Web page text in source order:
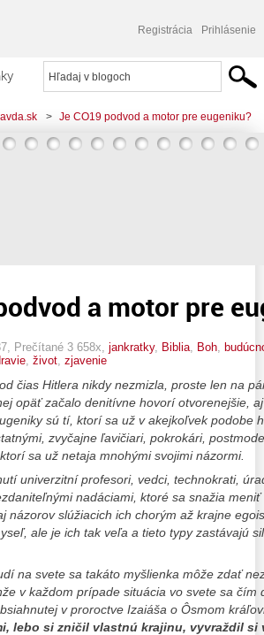
Registrácia Prihlásenie
> Je CO19 podvod a motor pre eugeniku?
a motor pre
, Prečítané 3 658x, jankratky, Biblia Boh
život zjavenie
čias Hitlera nikdy nezmizla, proste len na
opäť začalo denitívne hovorí otvorenejšie,
sú tí, ktorí sa už v akejkoľvek podobe
zvyčajne ľavičiari, pokrokári,
sa už netaja mnohými svojimi názormi.
univerzitní profesori, vedci, technokrati,
nadáciami, ktoré sa snažia
názorov slúžiacich ich chorým až krajne
ale je ich tak veľa a tieto typy zastávajú
na svete sa takáto myšlienka môže zdať
v každom prípade situácia vo svete sa čím
v proroctve Izaiáša o Ôsmom
lebo si zničil vlastnú krajinu, vyvraždil